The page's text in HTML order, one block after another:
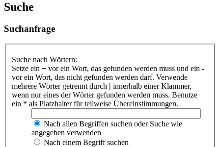
Suche
Suchanfrage
Suche nach Wörtern:
Setze ein + vor ein Wort, das gefunden werden muss und ein -
vor ein Wort, das nicht gefunden werden darf. Verwende
mehrere Wörter getrennt durch | innerhalb einer Klammer,
wenn nur eines der Wörter gefunden werden muss. Benutze
ein * als Platzhalter für teilweise Übereinstimmungen.
Nach allen Begriffen suchen oder Suche wie
angegeben verwenden
Nach einem Begriff suchen